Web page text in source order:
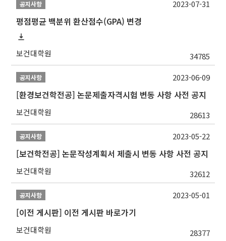
공지사항
평점평균 백분위 환산점수(GPA) 변경
보건대학원 34785
2023-07-31
공지사항
[환경보건학전공] 논문제출자격시험 변동 사항 사전 공지
보건대학원 28613
2023-06-09
공지사항
[보건학전공] 논문작성계획서 제출시 변동 사항 사전 공지
보건대학원 32612
2023-05-22
공지사항
[이전 게시판] 이전 게시판 바로가기
보건대학원 28377
2023-05-01